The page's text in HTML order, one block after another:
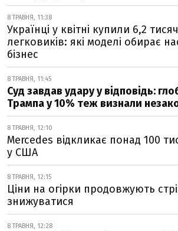
8 ТРАВНЯ, 11:38
Українці у квітні купили 6,2
легковиків: які моделі обирає
бізнес
8 ТРАВНЯ, 11:45
Суд завдав удару у відповідь:
Трампа у 10% теж визнали
8 ТРАВНЯ, 12:10
Mercedes відкликає понад 100
у США
8 ТРАВНЯ, 12:15
Ціни на огірки продовжують
знижуватися
8 ТРАВНЯ, 12:28